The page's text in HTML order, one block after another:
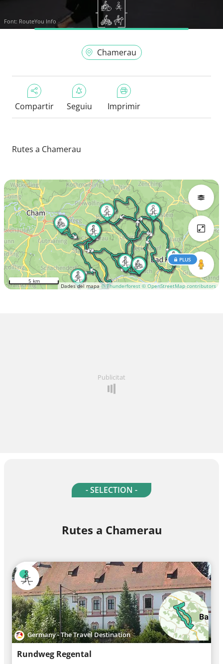
Font: RouteYou Info
Chamerau
Compartir Seguiu Imprimir
Rutes a Chamerau
Dades del mapa© Thunderforest © OpenStreetMap contributors
PLUS
5 km
Publicitat
- SELECTION -
Rutes a Chamerau
Germany - The Travel Destination
Rundweg Regental